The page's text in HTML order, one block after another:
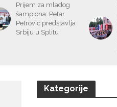
Prijem za mladog
šampiona: Petar
Petrović predstavlja
Srbiju u Splitu
Kategorije